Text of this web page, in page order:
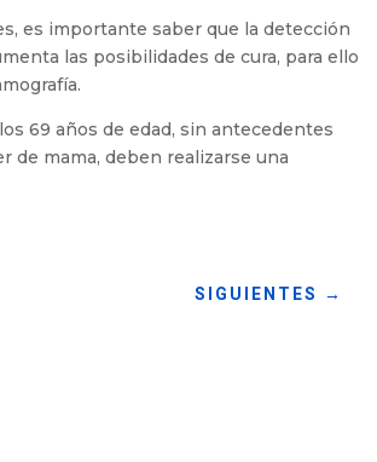
es importante saber que la detección
las posibilidades de cura, para ello
69 años de edad, sin antecedentes
de mama, deben realizarse una
SIGUIENTES →